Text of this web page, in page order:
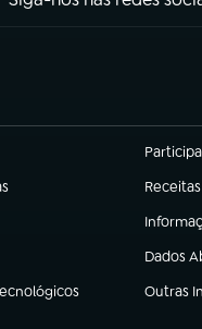
(abre
(abre
(abre
Dados
(abre
Outras
(abre